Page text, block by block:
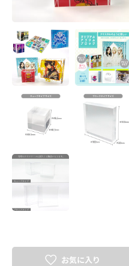
お気に入り